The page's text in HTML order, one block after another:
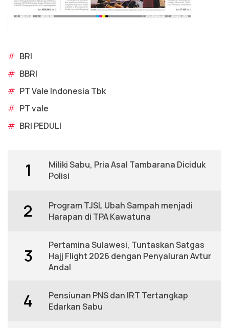
# BRI
# BBRI
# PT Vale Indonesia Tbk
# PT vale
# BRI PEDULI
1
Miliki Sabu, Pria Asal Tambarana Diciduk
Polisi
2
Program TJSL Ubah Sampah menjadi
Harapan di TPA Kawatuna
3
Pertamina Sulawesi, Tuntaskan Satgas
Hajj Flight 2026 dengan Penyaluran Avtur
Andal
4
Pensiunan PNS dan IRT Tertangkap
Edarkan Sabu